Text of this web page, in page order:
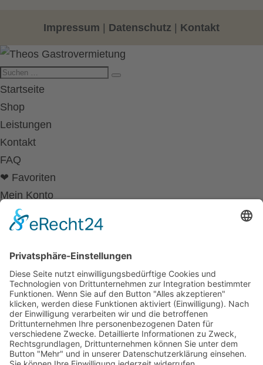
Impressum Datenschutz Kontakt
Startseite
Shop
Leistungen
Kontakt
FAQ
❤ Favoriten
Mein Konto
Betriebsferien
Wir befinden uns vom
19.12.2025 bis einschließlich 07.01.2026
in unseren Betriebsferien.